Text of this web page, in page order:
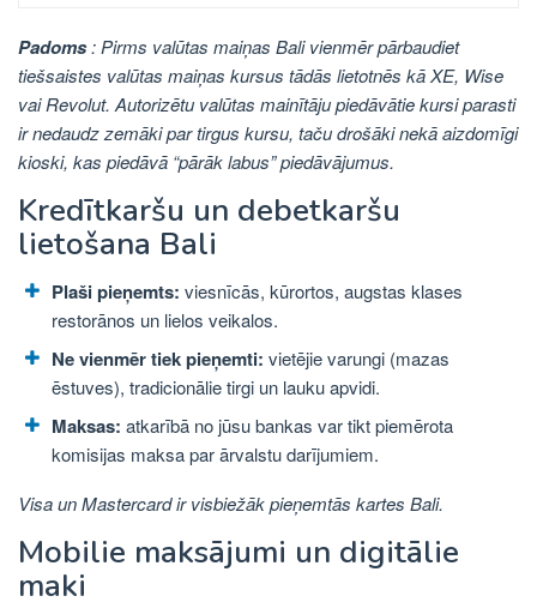
Padoms: Pirms valūtas maiņas Bali vienmēr pārbaudiet
tiešsaistes valūtas maiņas kursus tādās lietotnēs kā XE, Wise
vai Revolut. Autorizētu valūtas mainītāju piedāvātie kursi parasti
ir nedaudz zemāki par tirgus kursu, taču drošāki nekā aizdomīgi
kioski, kas piedāvā “pārāk labus” piedāvājumus.
Kredītkaršu un debetkaršu
lietošana Bali
Plaši pieņemts: viesnīcās, kūrortos, augstas klases
restorānos un lielos veikalos.
Ne vienmēr tiek pieņemti: vietējie varungi (mazas
ēstuves), tradicionālie tirgi un lauku apvidi.
Maksas: atkarībā no jūsu bankas var tikt piemērota
komisijas maksa par ārvalstu darījumiem.
Visa un Mastercard ir visbiežāk pieņemtās kartes Bali.
Mobilie maksājumi un digitālie
maki